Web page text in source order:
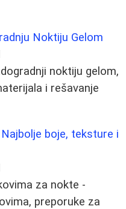
Noktiju Gelom
noktiju gelom,
i rešavanje
boje, teksture i
za nokte -
preporuke za